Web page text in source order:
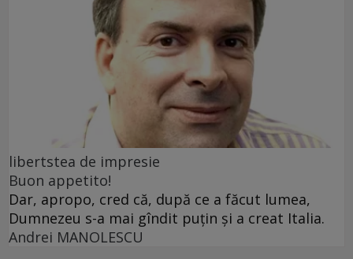
libertstea de impresie
Buon appetito!
Dar, apropo, cred că, după ce a făcut lumea,
Dumnezeu s-a mai gîndit puțin și a creat Italia.
Andrei MANOLESCU